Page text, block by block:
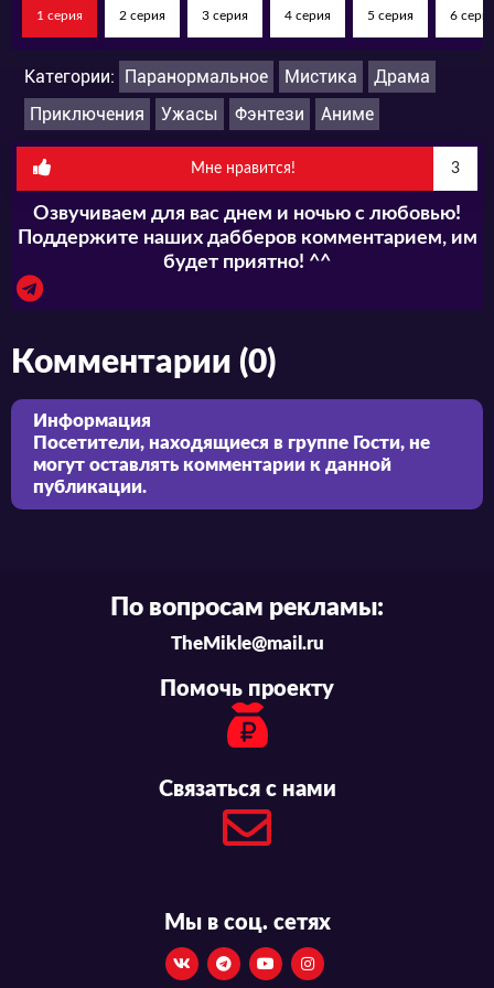
1 серия 2 серия 3 серия 4 серия 5 серия 6
Категории: Паранормальное Мистика
Драма
Приключения
Ужасы Фэнтези Аниме
Мне нравится! 3
Озвучиваем для вас днем и ночью с любовью!
Поддержите наших дабберов комментарием, им
будет приятно! ^^
Комментарии (0)
Информация
Посетители, находящиеся в группе Гости, не
могут оставлять комментарии к данной
публикации.
По вопросам рекламы:
TheMikle@mail.ru
Помочь проекту
Связаться с нами
Мы в соц. сетях